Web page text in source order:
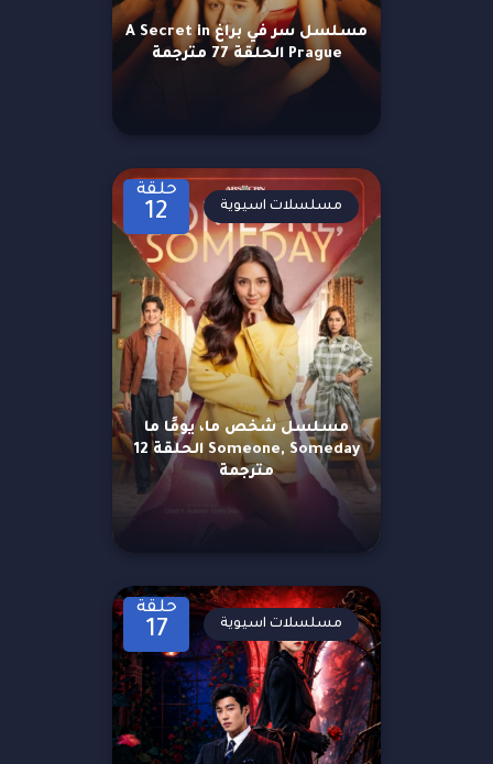
مسلسل سر في براغ A Secret in
Prague الحلقة 77 مترجمة
حلقة
12
مسلسل شخص ما، يومًا ما
Someone, Someday الحلقة 12
مترجمة
مسلسلات اسيوية
حلقة
17 مسلسلات اسيوية